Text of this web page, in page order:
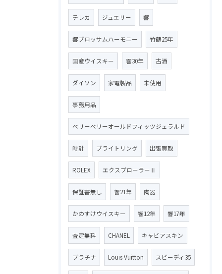
テレカ ジュエリー 響
響ブロッサムハーモニー 竹鶴25年
国産ウイスキー 響30年 古酒
ダイソン 家電製品 未使用
事務用品
ベリーベリーオールドフィッツジェラルド
時計 ブライトリング 出張買取
ROLEX エクスプローラーⅡ
保証書無し 響21年 陶器
かのすけウイスキー 響12年 響17年
査定無料 CHANEL キャビアスキン
プラチナ Louis Vuitton スピーディ35